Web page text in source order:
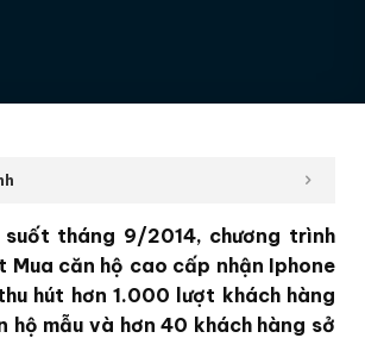
tháng 9/2014, chương trình
Mua căn hộ cao cấp nhận Iphone
hút hơn 1.000 lượt khách hàng
hộ mẫu và hơn 40 khách hàng sở